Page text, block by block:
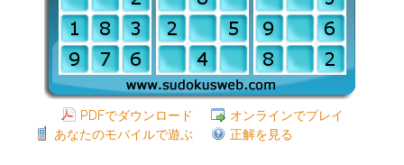
PDFでダウンロード
オンラインでプレイ
あなたのモバイルで遊ぶ
正解を見る